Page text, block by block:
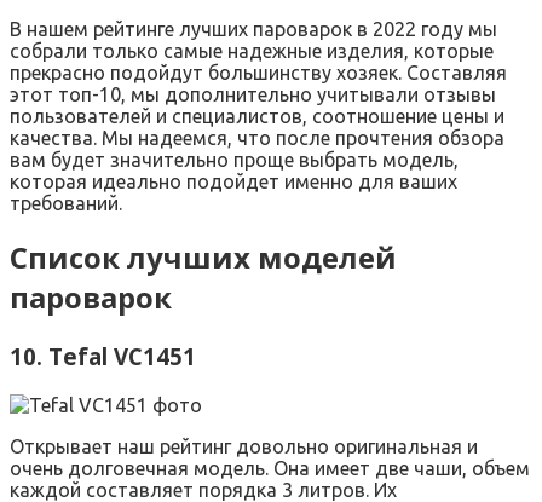
В нашем рейтинге лучших пароварок в 2022 году мы
собрали только самые надежные изделия, которые
прекрасно подойдут большинству хозяек. Составляя
этот топ-10, мы дополнительно учитывали отзывы
пользователей и специалистов, соотношение цены и
качества. Мы надеемся, что после прочтения обзора
вам будет значительно проще выбрать модель,
которая идеально подойдет именно для ваших
требований.
Список лучших моделей
пароварок
10. Tefal VC1451
Открывает наш рейтинг довольно оригинальная и
очень долговечная модель. Она имеет две чаши, объем
каждой составляет порядка 3 литров. Их